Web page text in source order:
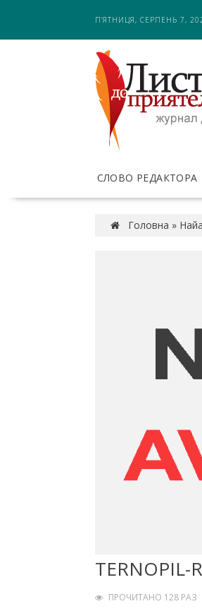
i
П’ЯТНИЦЯ, СЕРПЕНЬ 7,
СЛОВО РЕДАКТОРА
Головна »
TERNOPIL-
ПРОЧИТАНО 128 РАЗ